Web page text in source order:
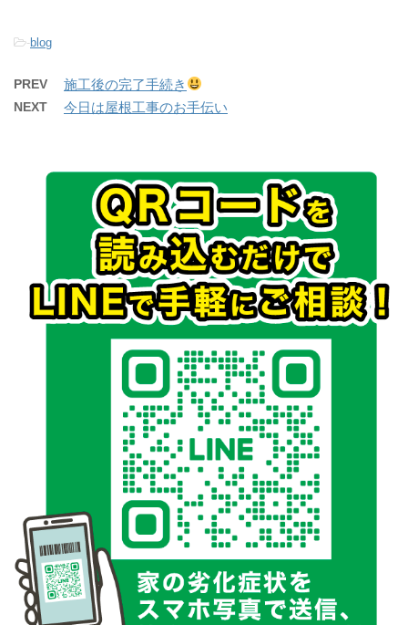
-blog
PREV 施工後の完了手続き
NEXT 今日は屋根工事のお手伝い